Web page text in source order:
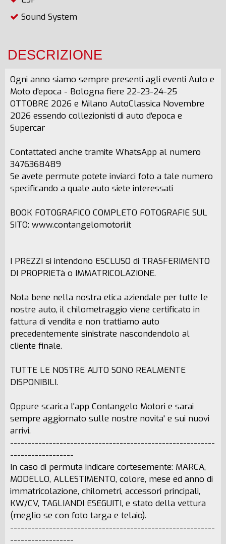
Sound System
DESCRIZIONE
Ogni anno siamo sempre presenti agli eventi Auto e
Moto d'epoca - Bologna fiere 22-23-24-25
OTTOBRE 2026 e Milano AutoClassica Novembre
2026 essendo collezionisti di auto d'epoca e
Supercar
Contattateci anche tramite WhatsApp al numero
3476368489
Se avete permute potete inviarci foto a tale numero
specificando a quale auto siete interessati
BOOK FOTOGRAFICO COMPLETO FOTOGRAFIE SUL
SITO: www.contangelomotori.it
I PREZZI si intendono ESCLUSO di TRASFERIMENTO
DI PROPRIETà o IMMATRICOLAZIONE.
Nota bene nella nostra etica aziendale per tutte le
nostre auto, il chilometraggio viene certificato in
fattura di vendita e non trattiamo auto
precedentemente sinistrate nascondendolo al
cliente finale.
TUTTE LE NOSTRE AUTO SONO REALMENTE
DISPONIBILI.
Oppure scarica l'app Contangelo Motori e sarai
sempre aggiornato sulle nostre novita' e sui nuovi
arrivi.
----------------------------------------------------------
------------------
In caso di permuta indicare cortesemente: MARCA,
MODELLO, ALLESTIMENTO, colore, mese ed anno di
immatricolazione, chilometri, accessori principali,
KW/CV, TAGLIANDI ESEGUITI, e stato della vettura
(meglio se con foto targa e telaio).
----------------------------------------------------------
------------------